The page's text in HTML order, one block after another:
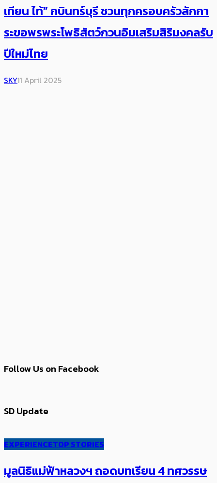
เทียน ไท้” กบินทร์บุรี ชวนทุกครอบครัวสักกา
ระขอพรพระโพธิสัตว์กวนอิมเสริมสิริมงคลรับ
ปีใหม่ไทย
SKY11 April 2025
Follow Us on Facebook
SD Update
EXPERIENCETOP STORIES
มูลนิธิแม่ฟ้าหลวงฯ ถอดบทเรียน 4 ทศวรรษ